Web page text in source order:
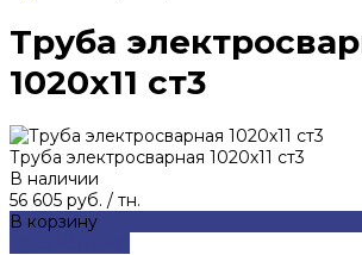
Труба
1020х11 ст3
Труба электросварная 1020х11 ст3
В наличии
56 605 руб. / тн.
В корзину